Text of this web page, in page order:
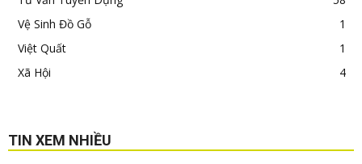
Vệ Sinh Đồ Gỗ
1
Việt Quất
1
Xã Hội
4
TIN XEM NHIỀU